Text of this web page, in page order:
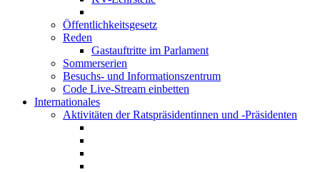
Öffentlichkeitsgesetz
Reden
Gastauftritte im Parlament
Sommerserien
Besuchs- und Informationszentrum
Code Live-Stream einbetten
Internationales
Aktivitäten der Ratspräsidentinnen und -Präsidenten